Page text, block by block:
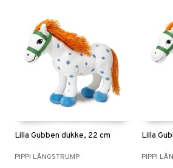
Lilla Gubben dukke, 22 cm
PIPPI LÅNGSTRUMP
Lilla
PIPPI